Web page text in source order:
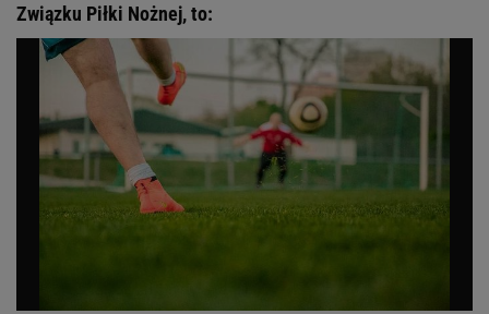
Związku Piłki Nożnej, to: